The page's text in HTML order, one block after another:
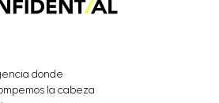
donde
la cabeza